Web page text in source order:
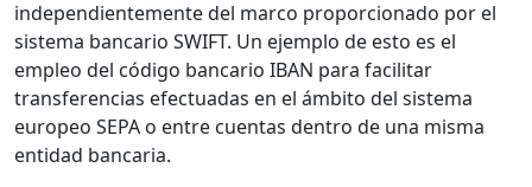
independientemente del marco proporcionado por el
sistema bancario SWIFT. Un ejemplo de esto es el
empleo del código bancario IBAN para facilitar
transferencias efectuadas en el ámbito del sistema
europeo SEPA o entre cuentas dentro de una misma
entidad bancaria.